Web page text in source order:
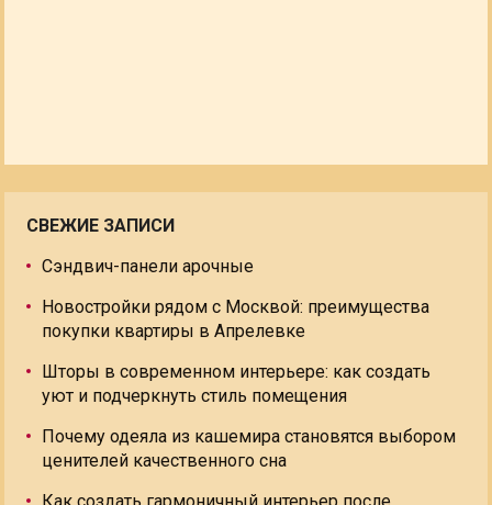
СВЕЖИЕ ЗАПИСИ
Сэндвич-панели арочные
Новостройки рядом с Москвой: преимущества
покупки квартиры в Апрелевке
Шторы в современном интерьере: как создать
уют и подчеркнуть стиль помещения
Почему одеяла из кашемира становятся выбором
ценителей качественного сна